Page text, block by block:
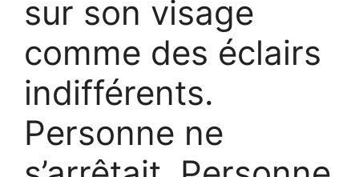
sur son visage
comme des éclairs
indifférents.
Personne ne